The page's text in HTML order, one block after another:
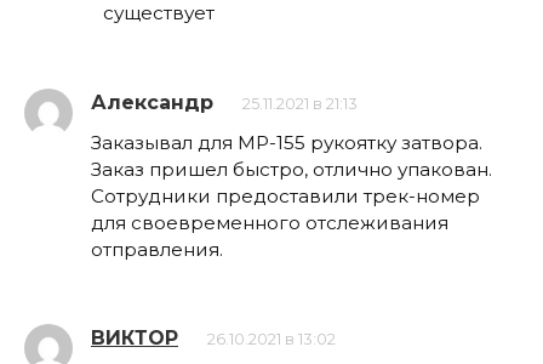
существует
Александр 25.11.2021 в 21:13
Заказывал для МР-155 рукоятку затвора.
Заказ пришел быстро, отлично упакован.
Сотрудники предоставили трек-номер
для своевременного отслеживания
отправления.
ВИКТОР 26.10.2021 в 13:02